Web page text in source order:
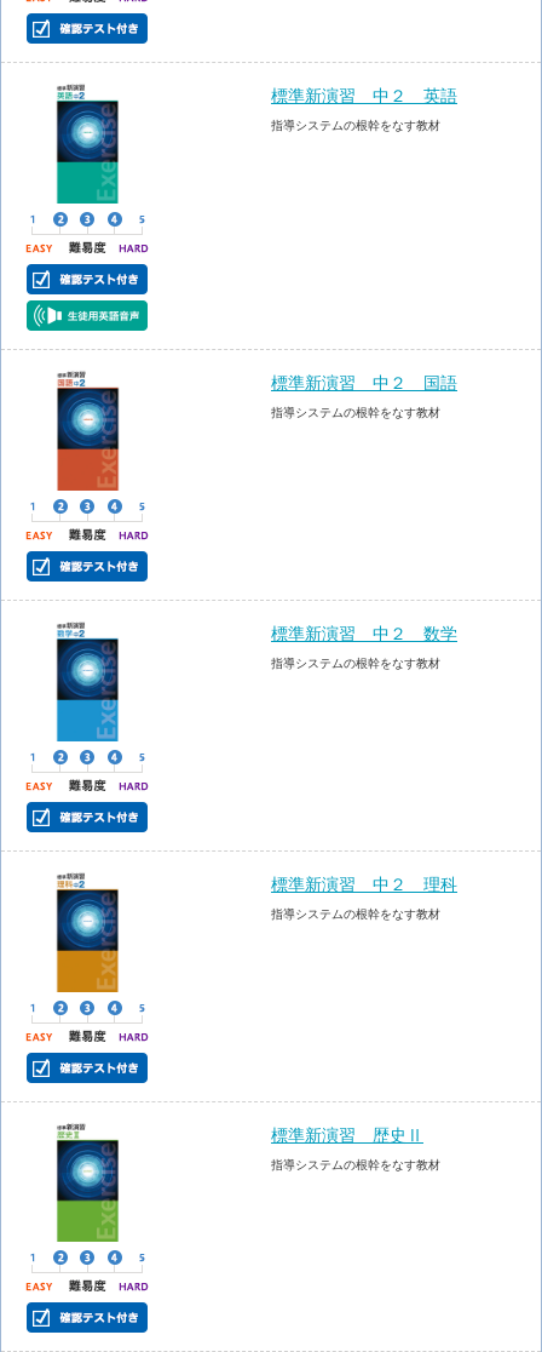
標準新演習 中２ 英語
指導システムの根幹をなす教材
標準新演習 中２ 国語
指導システムの根幹をなす教材
標準新演習 中２ 数学
指導システムの根幹をなす教材
標準新演習 中２ 理科
指導システムの根幹をなす教材
標準新演習 歴史Ⅱ
指導システムの根幹をなす教材